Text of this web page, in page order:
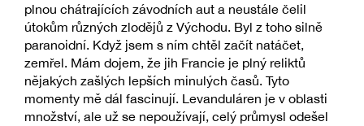
plnou chátrajících závodních aut a neustále čelil
útokům různých zlodějů z Východu. Byl z toho silně
paranoidní. Když jsem s ním chtěl začít natáčet,
zemřel. Mám dojem, že jih Francie je plný reliktů
nějakých zašlých lepších minulých časů. Tyto
momenty mě dál fascinují. Levanduláren je v oblasti
množství, ale už se nepoužívají, celý průmysl odešel